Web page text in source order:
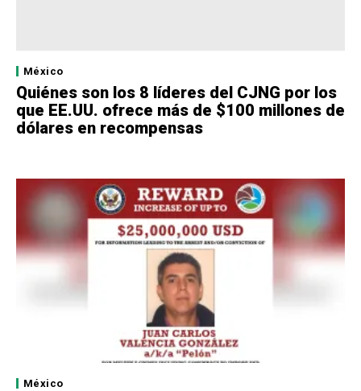
México
Quiénes son los 8 líderes del CJNG por los
que EE.UU. ofrece más de $100 millones de
dólares en recompensas
México